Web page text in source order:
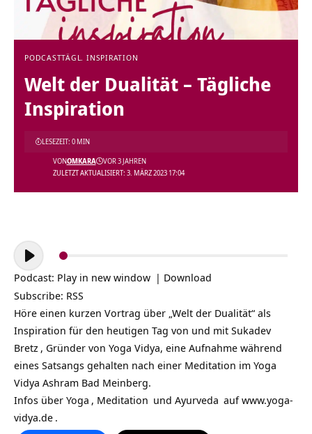
PODCASTTÄGL. INSPIRATION
Welt der Dualität – Tägliche
Inspiration
ZULETZT AKTUALISIERT: 3. MÄRZ 2023 17:04
VONOMKARA VOR 3 JAHREN
LESEZEIT: 0 MIN
Audio-
Player
Podcast: Play in new window | Download
Subscribe: RSS
Höre einen kurzen Vortrag über „Welt der Dualität“ als
Inspiration für den heutigen Tag von und mit Sukadev
Bretz , Gründer von Yoga Vidya, eine Aufnahme während
eines Satsangs gehalten nach einer Meditation im Yoga
Vidya Ashram Bad Meinberg.
Infos über Yoga , Meditation und Ayurveda aufwww.yoga-
vidya.de .